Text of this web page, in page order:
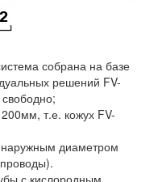
собрана на базе
решений FV-
т.е. кожух FV-
диаметром
с кислородным